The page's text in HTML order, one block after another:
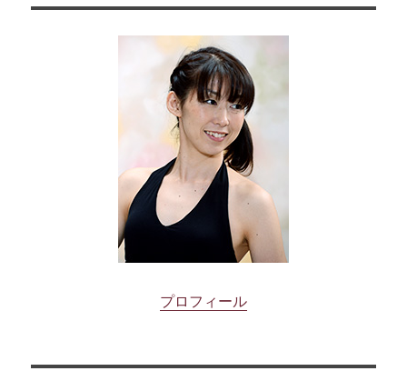
プロフィール